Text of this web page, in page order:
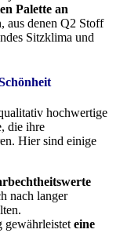
Palette an
aus denen Q2 Stoff
Sitzklima und
hochwertige
die ihre
Hier sind einige
nach langer
gewährleisteteine